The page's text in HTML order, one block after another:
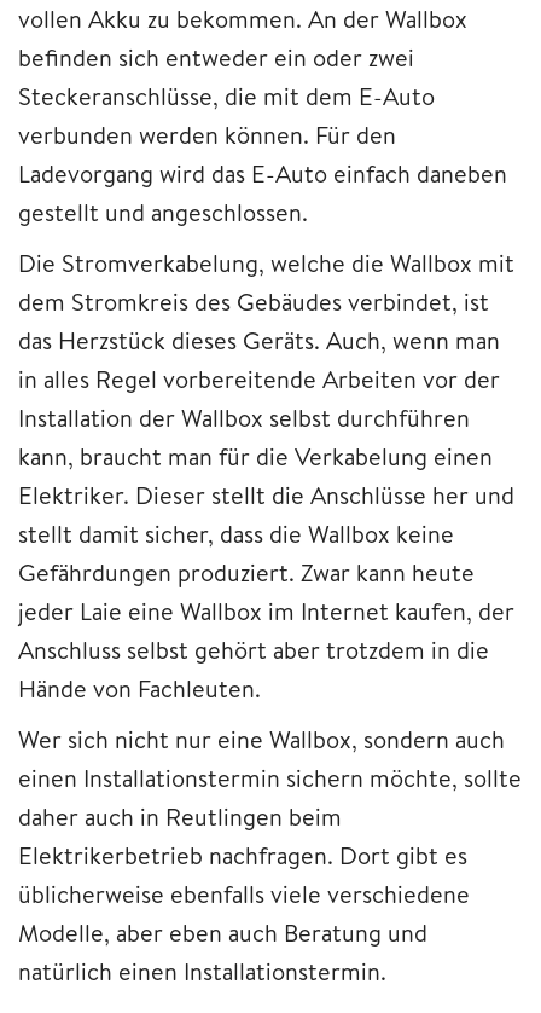
vollen Akku zu bekommen. An der Wallbox
befinden sich entweder ein oder zwei
Steckeranschlüsse, die mit dem E-Auto
verbunden werden können. Für den
Ladevorgang wird das E-Auto einfach daneben
gestellt und angeschlossen.
Die Stromverkabelung, welche die Wallbox mit
dem Stromkreis des Gebäudes verbindet, ist
das Herzstück dieses Geräts. Auch, wenn man
in alles Regel vorbereitende Arbeiten vor der
Installation der Wallbox selbst durchführen
kann, braucht man für die Verkabelung einen
Elektriker. Dieser stellt die Anschlüsse her und
stellt damit sicher, dass die Wallbox keine
Gefährdungen produziert. Zwar kann heute
jeder Laie eine Wallbox im Internet kaufen, der
Anschluss selbst gehört aber trotzdem in die
Hände von Fachleuten.
Wer sich nicht nur eine Wallbox, sondern auch
einen Installationstermin sichern möchte, sollte
daher auch in Reutlingen beim
Elektrikerbetrieb nachfragen. Dort gibt es
üblicherweise ebenfalls viele verschiedene
Modelle, aber eben auch Beratung und
natürlich einen Installationstermin.